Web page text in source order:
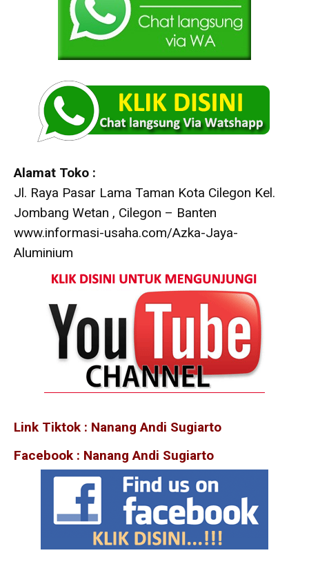
Alamat Toko :
Jl. Raya Pasar Lama Taman Kota Cilegon Kel.
Jombang Wetan , Cilegon – Banten
www.informasi-usaha.com/Azka-Jaya-
Aluminium
Link Tiktok : Nanang Andi Sugiarto
Facebook : Nanang Andi Sugiarto